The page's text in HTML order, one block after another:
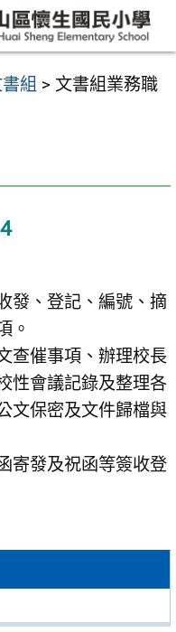
組 > 文書組業務職
發、登記、編號、摘
。
查催事項、辦理校長
性會議記錄及整理各
文保密及文件歸檔與
寄發及祝函等簽收登